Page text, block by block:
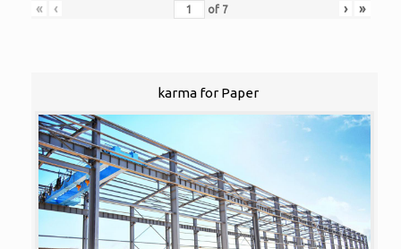
« ‹ of 7 › »
karma for Paper